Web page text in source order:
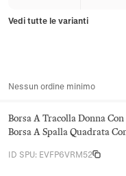
Vedi tutte le varianti
Nessun ordine minimo
Borsa A Tracolla Donna
Borsa A Spalla Quadrata
ID SPU: EVFP6VRM52